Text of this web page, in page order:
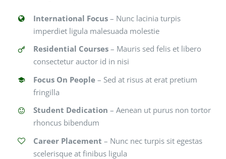
International Focus– Nunc lacinia turpis
imperdiet ligula malesuada molestie
Residential Courses– Mauris sed felis et libero
consectetur auctor id in nisi
Focus On People– Sed at risus at erat pretium
fringilla
Student Dedication – Aenean ut purus non tortor
rhoncus bibendum
Career Placement – Nunc nec turpis sit egestas
scelerisque at finibus ligula